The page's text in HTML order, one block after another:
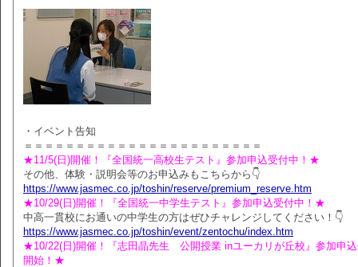
・イベント告知
＝＝＝＝＝＝＝＝＝＝＝＝＝＝＝＝＝＝＝＝＝＝＝
★11/5(日)開催！『全国統一高校生テスト』参加申込受付中！★
その他、体験・説明会等のお申込みもこちらから👇
https://www.jasmec.co.jp/toshin/reserve/premium_reserve.htm
★10/29(日)開催！『全国統一中学生テスト』参加申込受付中！★
中高一貫校にお通いの中学生の方はぜひチャレンジしてください！👇
https://www.jasmec.co.jp/toshin/event/zentochu/index.htm
★10/22(日)開催！『志田晶先生 公開授業 inユーカリが丘校』参加申
開始！★